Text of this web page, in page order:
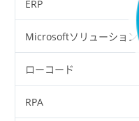
ERP
Microsoftソリューション
ローコード
RPA